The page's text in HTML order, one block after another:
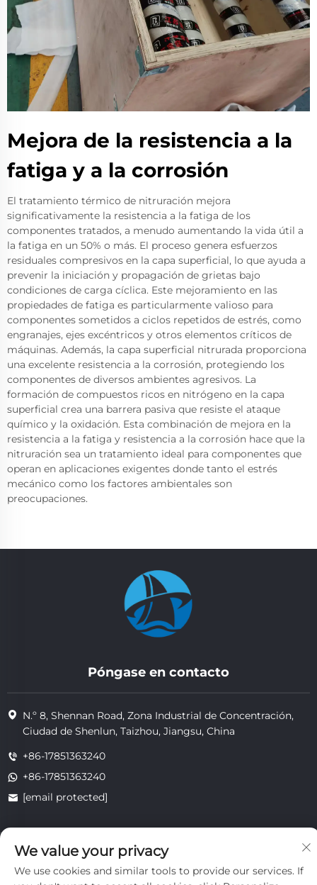
Mejora de la resistencia a la
fatiga y a la corrosión
El tratamiento térmico de nitruración mejora
significativamente la resistencia a la fatiga de los
componentes tratados, a menudo aumentando la vida útil a
la fatiga en un 50% o más. El proceso genera esfuerzos
residuales compresivos en la capa superficial, lo que ayuda a
prevenir la iniciación y propagación de grietas bajo
condiciones de carga cíclica. Este mejoramiento en las
propiedades de fatiga es particularmente valioso para
componentes sometidos a ciclos repetidos de estrés, como
engranajes, ejes excéntricos y otros elementos críticos de
máquinas. Además, la capa superficial nitrurada proporciona
una excelente resistencia a la corrosión, protegiendo los
componentes de diversos ambientes agresivos. La
formación de compuestos ricos en nitrógeno en la capa
superficial crea una barrera pasiva que resiste el ataque
químico y la oxidación. Esta combinación de mejora en la
resistencia a la fatiga y resistencia a la corrosión hace que la
nitruración sea un tratamiento ideal para componentes que
operan en aplicaciones exigentes donde tanto el estrés
mecánico como los factores ambientales son
preocupaciones.
Póngase en contacto
N.º 8, Shennan Road, Zona Industrial de Concentración,
Ciudad de Shenlun, Taizhou, Jiangsu, China
+86-17851363240
+86-17851363240
[email protected]
Copyright © 2025 Jiangsu Tongzhou Heat Resistant Technology
privacidad
We value your privacy
We use cookies and similar tools to provide our services. If